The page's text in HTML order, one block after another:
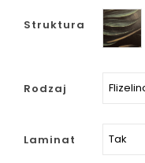
Struktura
Gładka
Rodzaj
Laminat